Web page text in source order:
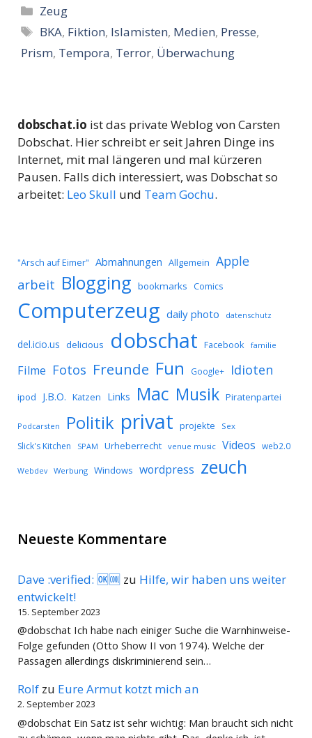
Kategorien
Zeug
Schlagwörter
BKA, Fiktion, Islamisten, Medien, Presse,
Prism, Tempora, Terror, Überwachung
dobschat.io ist das private Weblog von Carsten
Dobschat. Hier schreibt er seit Jahren Dinge ins
Internet, mit mal längeren und mal kürzeren
Pausen. Falls dich interessiert, was Dobschat so
arbeitet: Leo Skull und Team Gochu.
"Arsch auf Eimer" Abmahnungen Allgemein Apple
arbeit Blogging bookmarks Comics
Computerzeug daily photo datenschutz
del.icio.us delicious dobschat Facebook familie
Filme Fotos Freunde Fun Google+ Idioten
ipod J.B.O. Katzen Links Mac Musik Piratenpartei
Podcarsten Politik privat projekte Sex
Slick's Kitchen SPAM Urheberrecht venue music Videos web2.0
Webdev Werbung Windows wordpress zeuch
Neueste Kommentare
Dave :verified: 🆗🆒 zu Hilfe, wir haben uns weiter
entwickelt!
15. September 2023
@dobschat Ich habe nach einiger Suche die Warnhinweise-
Folge gefunden (Otto Show II von 1974). Welche der
Passagen allerdings diskriminierend sein…
Rolf zu Eure Armut kotzt mich an
2. September 2023
@dobschat Ein Satz ist sehr wichtig: Man braucht sich nicht